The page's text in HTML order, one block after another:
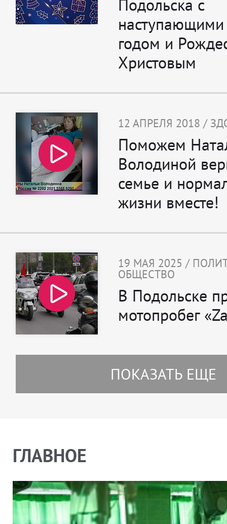
Подольска с
годом и
Христовым
12 АПРЕЛЯ 2018 /
Поможем
Володиной
семье и
жизни вместе!
19 МАЯ 2025 /
ОБЩЕСТВО
В Подольске
мотопробег
ПОКАЗАТЬ ЕЩЕ
ГЛАВНОЕ